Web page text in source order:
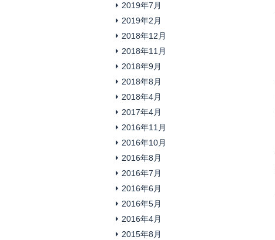
2019年7月
2019年2月
2018年12月
2018年11月
2018年9月
2018年8月
2018年4月
2017年4月
2016年11月
2016年10月
2016年8月
2016年7月
2016年6月
2016年5月
2016年4月
2015年8月